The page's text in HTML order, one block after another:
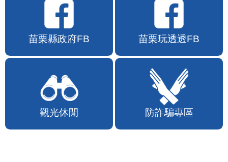
苗栗縣政府FB 苗栗玩透透FB
觀光休閒 防詐騙專區